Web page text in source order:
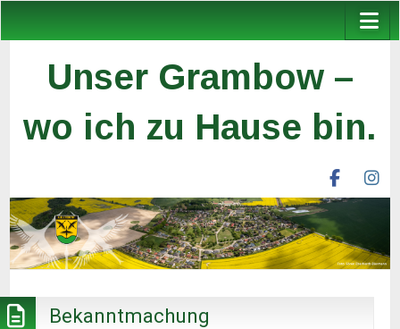
Unser Grambow –
wo ich zu Hause bin.
unser
ev
Bekanntmachung